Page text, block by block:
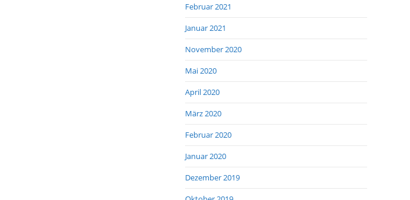
Februar 2021
Januar 2021
November 2020
Mai 2020
April 2020
März 2020
Februar 2020
Januar 2020
Dezember 2019